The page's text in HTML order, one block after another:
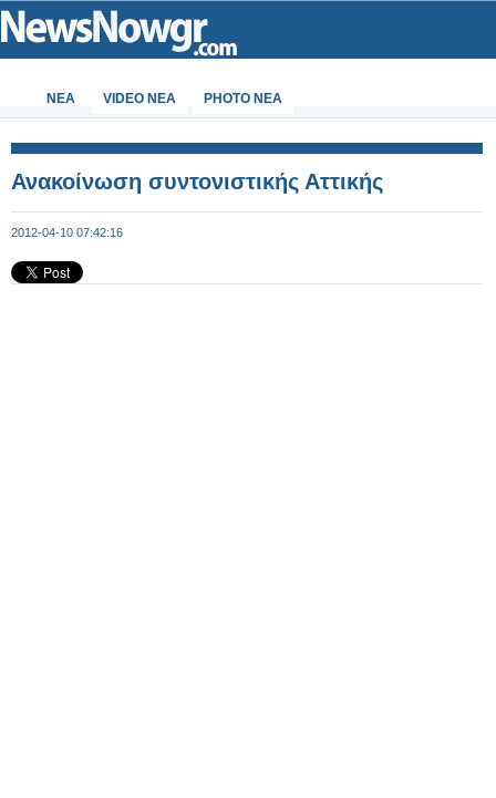
ΝΕΑ VIDEO NEA PHOTO NEA
Ανακοίνωση συντονιστικής Αττικής
2012-04-10 07:42:16